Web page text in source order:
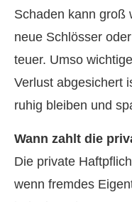
Schaden kann groß
neue Schlösser
teuer. Umso
Verlust abgesichert
ruhig bleiben und
Wann zahlt die
Die private
wenn fremdes